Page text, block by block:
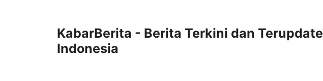
KabarBerita - Berita Terkini dan Terupdate
Indonesia